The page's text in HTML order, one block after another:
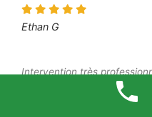
Ethan G
Intervention très
respecté, à recommander